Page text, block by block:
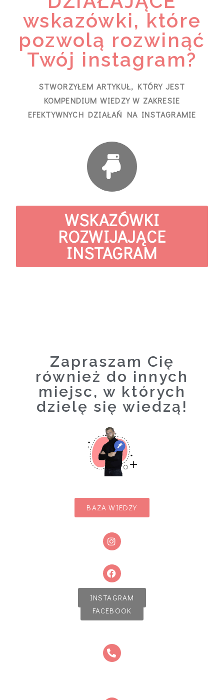
wskazówki, które
pozwolą rozwinąć
Twój instagram?
STWORZYŁEM ARTYKUŁ, KTÓRY JEST
KOMPENDIUM WIEDZY W ZAKRESIE
EFEKTYWNYCH DZIAŁAŃ NA INSTAGRAMIE
WSKAZÓWKI
ROZWIJAJĄCE
INSTAGRAM
Zapraszam Cię
również do innych
miejsc, w których
dzielę się wiedzą!
BAZA WIEDZY
INSTAGRAM
FACEBOOK